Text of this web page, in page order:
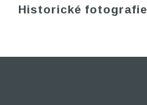
Historické fotografie